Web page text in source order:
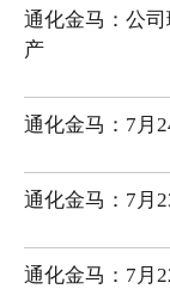
通化金马：公
产
通化金马：7月
通化金马：7月
通化金马：7月